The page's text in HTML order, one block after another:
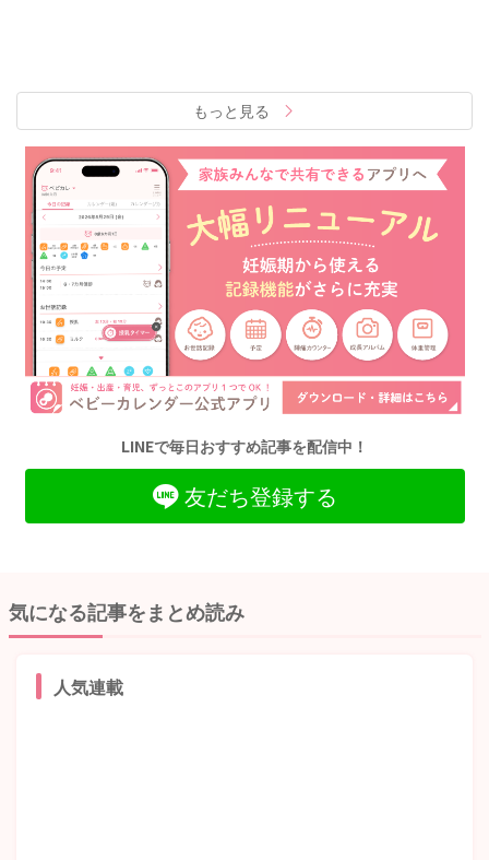
もっと見る
LINEで毎日おすすめ記事を配信中！
友だち登録する
気になる記事をまとめ読み
人気連載